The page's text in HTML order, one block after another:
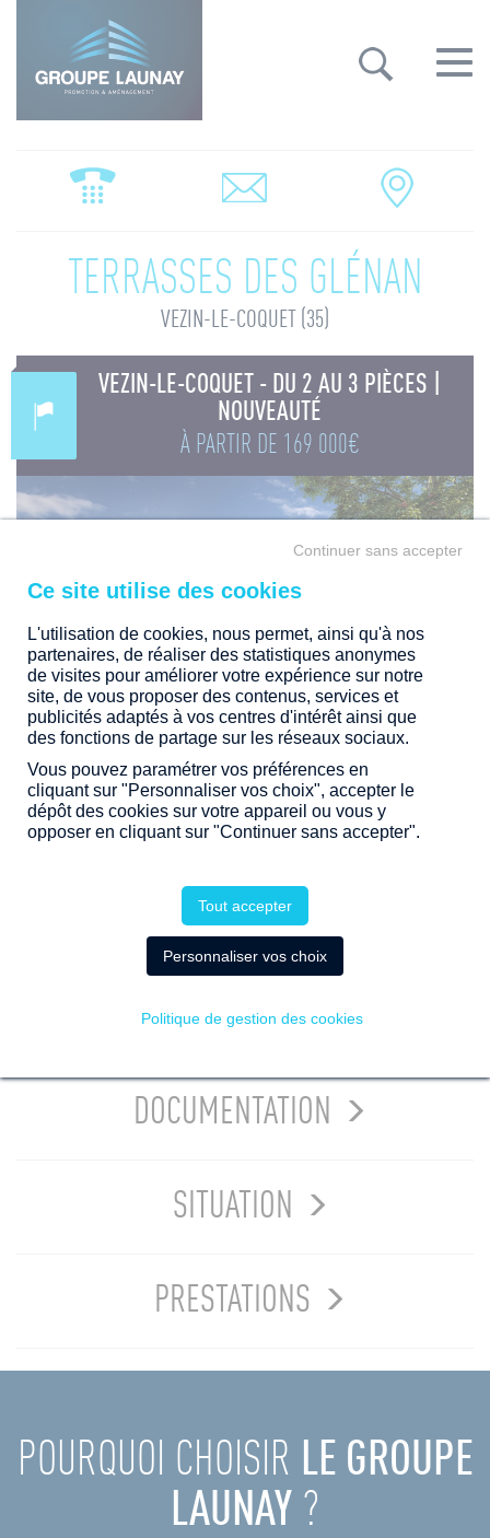
Toggle
TERRASSES DES GLÉNAN
VEZIN-LE-COQUET (35)
VEZIN-LE-COQUET - DU 2 AU 3 PIÈCES |
NOUVEAUTÉ
À PARTIR DE 169 000€
APPELEZ-NOUS
RECEVOIR + D'INFOS
PRÉSENTATION
DOCUMENTATION
SITUATION
PRESTATIONS
POURQUOI CHOISIR LE GROUPE
LAUNAY ?
L'utilisation de cookies, nous permet, ainsi qu'à nos
partenaires, de réaliser des statistiques anonymes
de visites pour améliorer votre expérience sur notre
site, de vous proposer des contenus, services et
publicités adaptés à vos centres d'intérêt ainsi que
des fonctions de partage sur les réseaux sociaux.
Vous pouvez paramétrer vos préférences en
cliquant sur "Personnaliser vos choix", accepter le
dépôt des cookies sur votre appareil ou vous y
opposer en cliquant sur "Continuer sans accepter".
Tout accepter
Continuer sans accepter
Personnaliser vos choix
Politique de gestion des cookies